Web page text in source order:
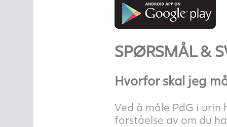
SPØRSMÅL &
Hvorfor skal jeg
Ved å måle PdG i
forståelse av om du